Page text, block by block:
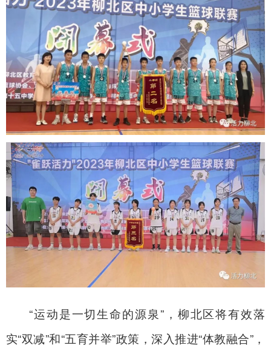
“运动是一切生命的源泉”，柳北区将有效落
实“双减”和“五育并举”政策，深入推进“体教融合”，